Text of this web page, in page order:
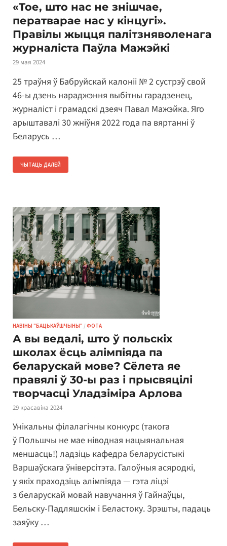
«Тое, што нас не знішчае,
ператварае нас у кінцугі».
Правілы жыцця палітзняволенага
журналіста Паўла Мажэйкі
29 мая 2024
25 траўня ў Бабруйскай калоніі № 2 сустрэў свой
46-ы дзень нараджэння выбітны гарадзенец,
журналіст і грамадскі дзеяч Павал Мажэйка. Яго
арыштавалі 30 жніўня 2022 года па вяртанні ў
Беларусь …
ЧЫТАЦЬ ДАЛЕЙ
НАВІНЫ "БАЦЬКАЎШЧЫНЫ" /ФОТА
А вы ведалі, што ў польскіх
школах ёсць алімпіяда па
беларускай мове? Сёлета яе
правялі ў 30-ы раз і прысвяцілі
творчасці Уладзіміра Арлова
29 красавіка 2024
Унікальны філалагічны конкурс (такога
ў Польшчы не мае ніводная нацыянальная
меншасць!) ладзіць кафедра беларусістыкі
Варшаўскага ўніверсітэта. Галоўныя асяродкі,
у якіх праходзіць алімпіяда — гэта ліцэі
з беларускай мовай навучання ў Гайнаўцы,
Бельску-Падляшскім і Беластоку. Зрэшты, падаць
заяўку …